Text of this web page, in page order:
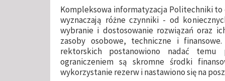
Kompleksowa informatyzacja Politechniki
wyznaczają różne czynniki - od
wybranie i dostosowanie rozwiązań oraz
zasoby osobowe, techniczne i
rektorskich postanowiono nadać
ograniczeniem są skromne środki
wykorzystanie rezerw i nastawiono się na